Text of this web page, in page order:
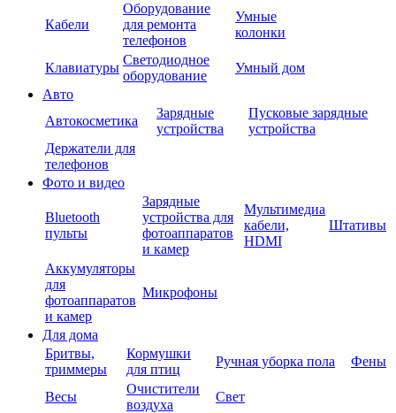
Кабели
Оборудование
для ремонта
телефонов
Умные
колонки
Клавиатуры
Светодиодное
оборудование
Умный дом
Авто
Автокосметика
Зарядные
устройства
Пусковые зарядные
устройства
Держатели для
телефонов
Фото и видео
Bluetooth
пульты
Зарядные
устройства для
фотоаппаратов
и камер
Мультимедиа
кабели,
HDMI
Штативы
Аккумуляторы
для
фотоаппаратов
и камер
Микрофоны
Для дома
Бритвы,
триммеры
Кормушки
для птиц
Ручная уборка пола Фены
Весы
Очистители
воздуха
Свет